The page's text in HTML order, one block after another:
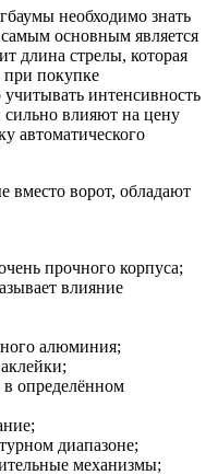
необходимо знать
основным является
длина стрелы, которая
при покупке
интенсивность
сильно влияют на цену
автоматического
вместо ворот, обладают
прочного корпуса;
влияние
алюминия;
в определённом
диапазоне;
механизмы;